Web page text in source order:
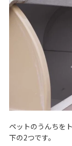
ペットのうんちを
下の2つです。